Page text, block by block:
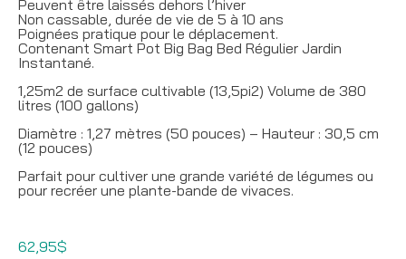
Peuvent être laissés dehors l’hiver
Non cassable, durée de vie de 5 à 10 ans
Poignées pratique pour le déplacement.
Contenant Smart Pot Big Bag Bed Régulier Jardin
Instantané.
1,25m2 de surface cultivable (13,5pi2) Volume de 380
litres (100 gallons)
Diamètre : 1,27 mètres (50 pouces) – Hauteur : 30,5 cm
(12 pouces)
Parfait pour cultiver une grande variété de légumes ou
pour recréer une plante-bande de vivaces.
62,95$